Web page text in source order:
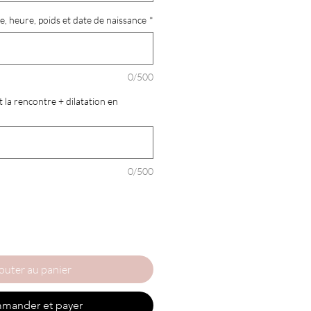
heure, poids et date de naissance *
0/500
la rencontre + dilatation en
0/500
au panier
et payer